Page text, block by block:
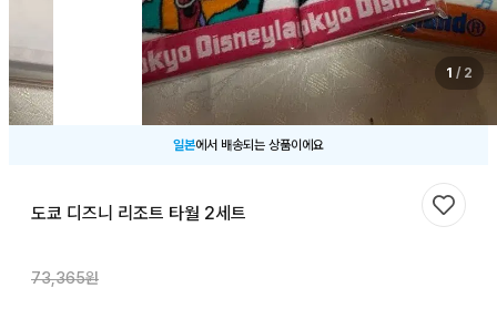
1 / 2
일본에서 배송되는 상품이에요
도쿄 디즈니 리조트 타월 2세트
73,365원
찜하기